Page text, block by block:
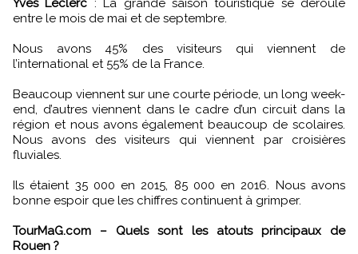
entre le mois de mai et de septembre.
Nous avons 45% des visiteurs qui viennent de
l’international et 55% de la France.
Beaucoup viennent sur une courte période, un long week-
end, d’autres viennent dans le cadre d’un circuit dans la
région et nous avons également beaucoup de scolaires.
Nous avons des visiteurs qui viennent par croisières
fluviales.
Ils étaient 35 000 en 2015, 85 000 en 2016. Nous avons
bonne espoir que les chiffres continuent à grimper.
TourMaG.com – Quels sont les atouts principaux de
Rouen ?